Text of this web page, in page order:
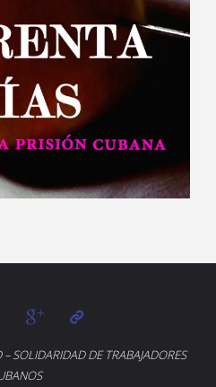
SOLIDARIDAD DE TRABAJADORES